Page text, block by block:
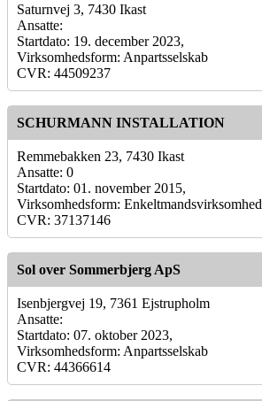
Saturnvej 3, 7430 Ikast
Ansatte:
Startdato: 19. december 2023,
Virksomhedsform: Anpartsselskab
CVR: 44509237
SCHURMANN INSTALLATION
Remmebakken 23, 7430 Ikast
Ansatte: 0
Startdato: 01. november 2015,
Virksomhedsform: Enkeltmandsvirksomhed
CVR: 37137146
Sol over Sommerbjerg ApS
Isenbjergvej 19, 7361 Ejstrupholm
Ansatte:
Startdato: 07. oktober 2023,
Virksomhedsform: Anpartsselskab
CVR: 44366614